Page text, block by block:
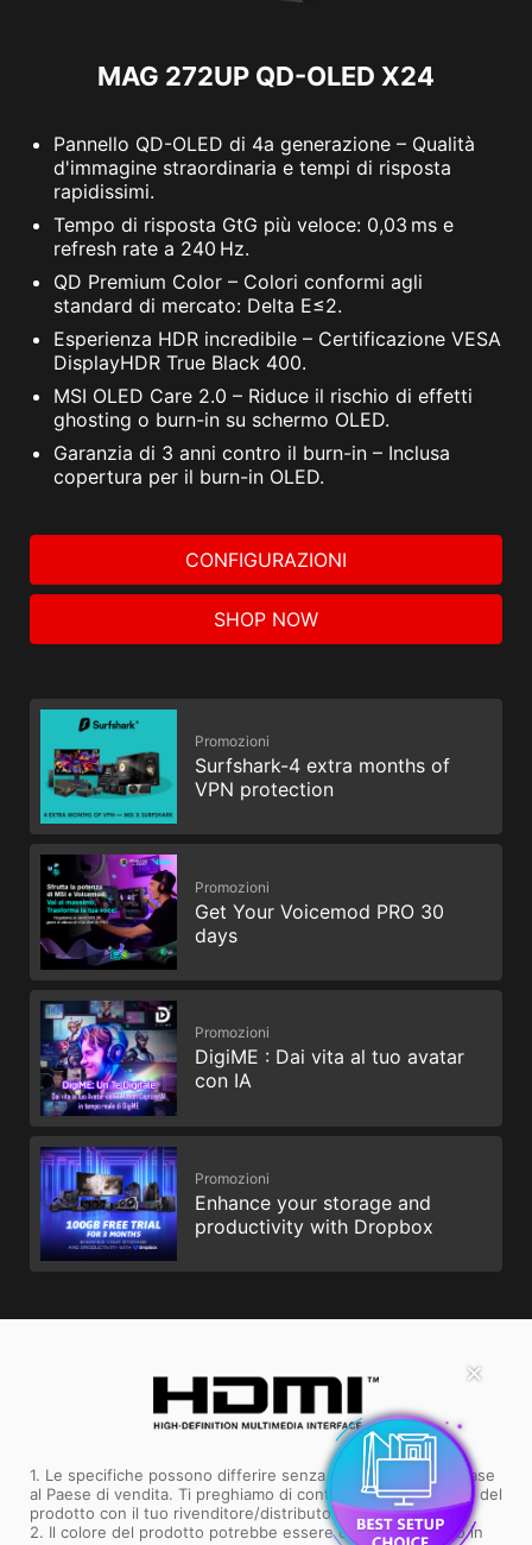
✕
MAG 272UP QD-OLED X24
Pannello QD-OLED di 4a generazione – Qualità
d'immagine straordinaria e tempi di risposta
rapidissimi.
Tempo di risposta GtG più veloce: 0,03 ms e
refresh rate a 240 Hz.
QD Premium Color – Colori conformi agli
standard di mercato: Delta E≤2.
Esperienza HDR incredibile – Certificazione VESA
DisplayHDR True Black 400.
MSI OLED Care 2.0 – Riduce il rischio di effetti
ghosting o burn-in su schermo OLED.
Garanzia di 3 anni contro il burn-in – Inclusa
copertura per il burn-in OLED.
CONFIGURAZIONI
SHOP NOW
Promozioni
Surfshark-4 extra months of
VPN protection
Promozioni
Get Your Voicemod PRO 30
days
Promozioni
DigiME : Dai vita al tuo avatar
con IA
Promozioni
Enhance your storage and
productivity with Dropbox
1. Le specifiche possono differire senza alcuna notifica in base
al Paese di vendita. Ti preghiamo di controllare le specifiche del
prodotto con il tuo rivenditore/distributore di riferimento.
2. Il colore del prodotto potrebbe essere diverso da quello in